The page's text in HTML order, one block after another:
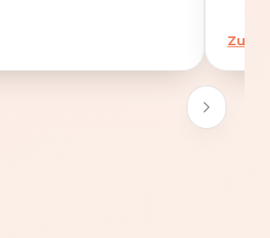
Zum